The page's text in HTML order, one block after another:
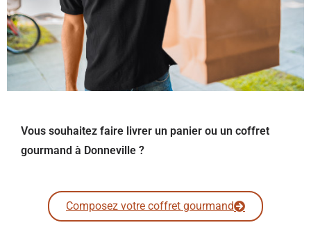
Vous souhaitez faire livrer un panier ou un coffret
gourmand à Donneville ?
Composez votre coffret gourmand